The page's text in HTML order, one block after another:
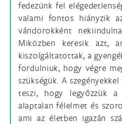
fedezünk fel
valami fontos hiányzik
vándorokként
Miközben keresik azt,
kiszolgáltatottak, a
fordulniuk, hogy végre
szükségük. A
teszi, hogy legyőzzük
alaptalan félelmet és
ami az életben igazán